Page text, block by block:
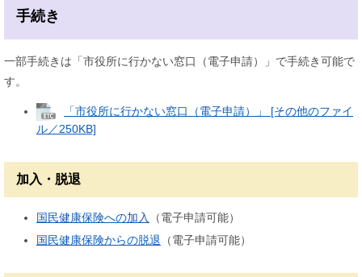
手続き
一部手続きは「市役所に行かない窓口（電子申請）」で手続き可能で
す。
「市役所に行かない窓口（電子申請）」 [その他のファイ
ル／250KB]
加入・脱退
国民健康保険への加入
（電子申請可能）
国民健康保険からの脱退 （電子申請可能）​